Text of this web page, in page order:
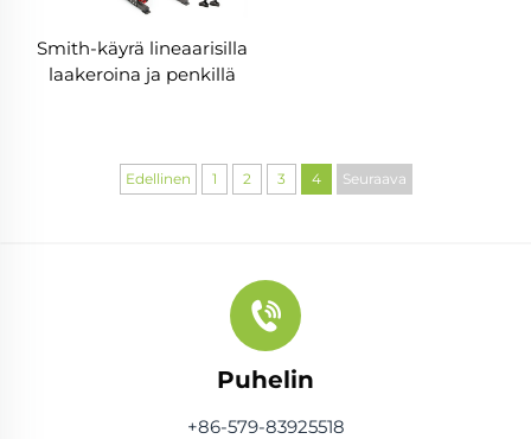
Smith-käyrä lineaarisilla
laakeroina ja penkillä
Edellinen 1 2 3 4 Seuraava
Puhelin
+86-579-83925518